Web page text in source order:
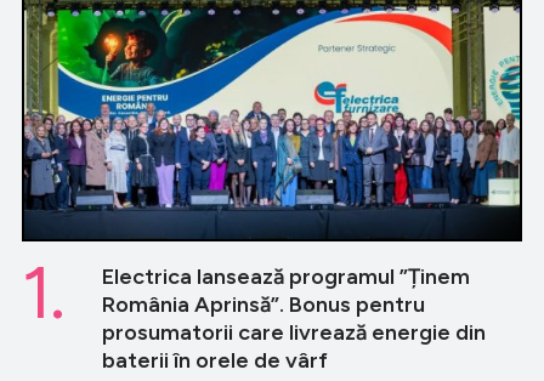
Electrica lansează programul ”Ținem
România Aprinsă”. Bonus pentru
prosumatorii care livrează energie din
baterii în orele de vârf
1.